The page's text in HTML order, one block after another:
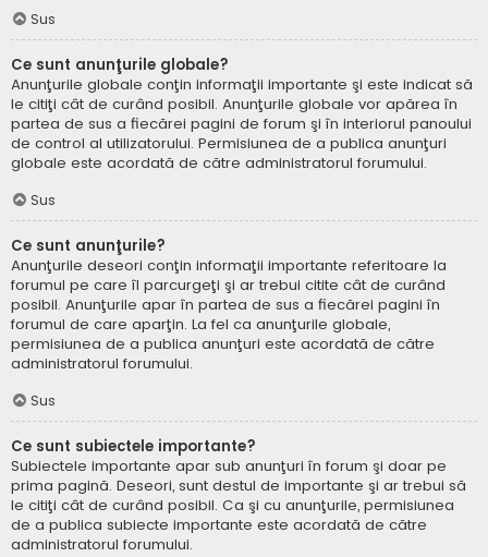
Sus
Ce sunt anunţurile globale?
Anunţurile globale conţin informaţii importante şi este indicat să
le citiţi cât de curând posibil. Anunţurile globale vor apărea în
partea de sus a fiecărei pagini de forum şi în interiorul panoului
de control al utilizatorului. Permisiunea de a publica anunţuri
globale este acordată de către administratorul forumului.
Sus
Ce sunt anunţurile?
Anunţurile deseori conţin informaţii importante referitoare la
forumul pe care îl parcurgeţi şi ar trebui citite cât de curând
posibil. Anunţurile apar în partea de sus a fiecărei pagini în
forumul de care aparţin. La fel ca anunţurile globale,
permisiunea de a publica anunţuri este acordată de către
administratorul forumului.
Sus
Ce sunt subiectele importante?
Subiectele importante apar sub anunţuri în forum şi doar pe
prima pagină. Deseori, sunt destul de importante şi ar trebui să
le citiţi cât de curând posibil. Ca şi cu anunţurile, permisiunea
de a publica subiecte importante este acordată de către
administratorul forumului.